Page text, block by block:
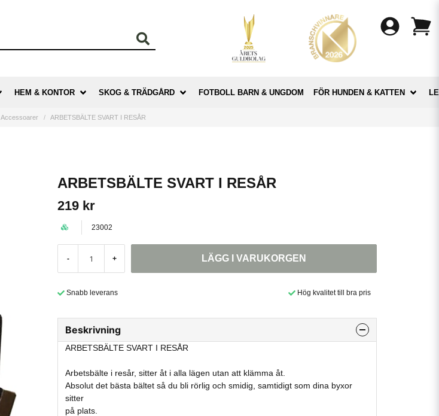
HEM & KONTOR SKOG & TRÄDGÅRD FOTBOLL BARN & UNGDOM FÖR HUNDEN & KATTEN
Accessoarer ARBETSBÄLTE SVART I RESÅR
ARBETSBÄLTE SVART I RESÅR
219 kr
23002
- + LÄGG I VARUKORGEN
Snabb leverans Hög kvalitet till bra pris
Beskrivning
ARBETSBÄLTE SVART I RESÅR
Arbetsbälte i resår, sitter åt i alla lägen utan att klämma åt.
Absolut det bästa bältet så du bli rörlig och smidig, samtidigt som dina byxor
sitter
på plats.